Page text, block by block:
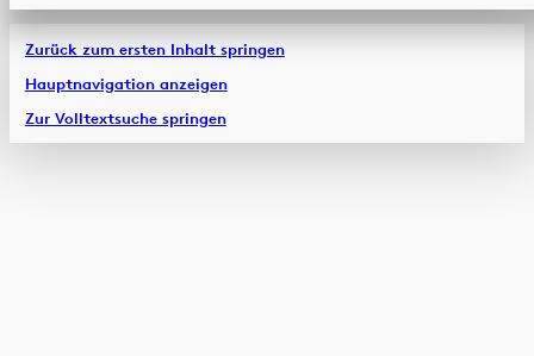
Zurück zum ersten Inhalt springen
Hauptnavigation anzeigen
Zur Volltextsuche springen